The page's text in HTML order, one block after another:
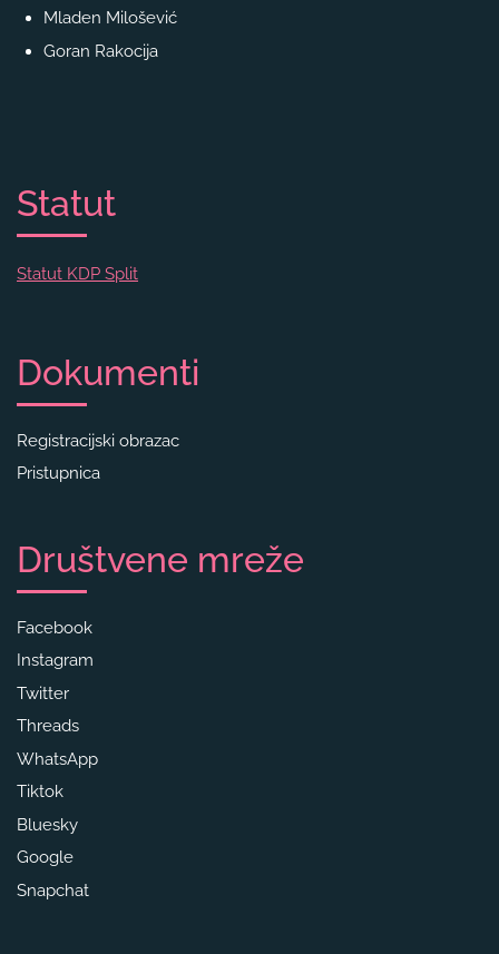
Mladen Milošević
Goran Rakocija
Statut
Statut KDP Split
Dokumenti
Registracijski obrazac
Pristupnica
Društvene mreže
Facebook
Instagram
Twitter
Threads
WhatsApp
Tiktok
Bluesky
Google
Snapchat